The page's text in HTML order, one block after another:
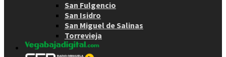
San Fulgencio
San Isidro
San Miguel de Salinas
Torrevieja